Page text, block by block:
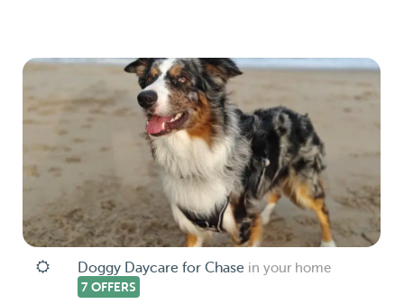
Doggy Daycare for Chase in your home
7 OFFERS